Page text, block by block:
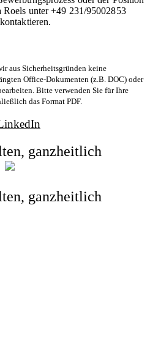
Roels unter +49 231/95002853
aus Sicherheitsgründen keine
Office-Dokumenten (z.B. DOC) oder
Bitte verwenden Sie für Ihre
das Format PDF.
ganzheitlich
ganzheitlich